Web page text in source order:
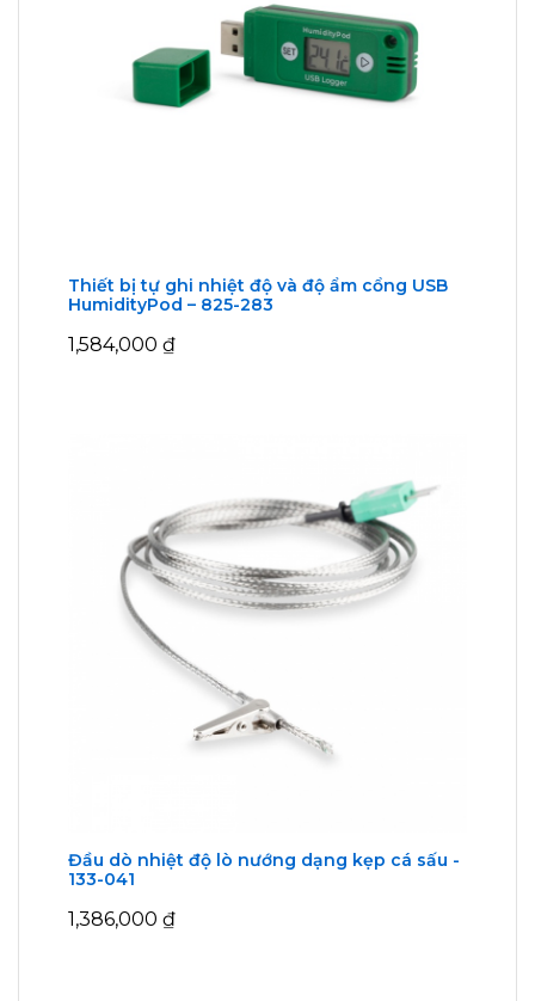
Thiết bị tự ghi nhiệt độ và độ ẩm cổng USB
HumidityPod – 825-283
1,584,000 ₫
Đầu dò nhiệt độ lò nướng dạng kẹp cá sấu -
133-041
1,386,000 ₫